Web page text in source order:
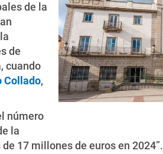
de la
de
cuando
Collado,
número
la
17 millones de euros en 2024”.